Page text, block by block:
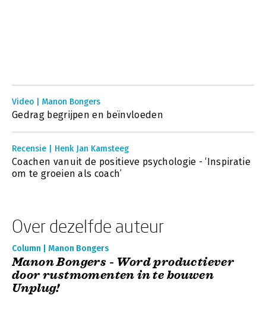
Video | Manon Bongers
Gedrag begrijpen en beïnvloeden
Recensie | Henk Jan Kamsteeg
Coachen vanuit de positieve psychologie - ‘Inspiratie
om te groeien als coach’
Over dezelfde auteur
Column | Manon Bongers
Manon Bongers - Word productiever
door rustmomenten in te bouwen
Unplug!